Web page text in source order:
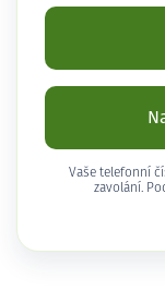
Vaše telefonní
zavolání.